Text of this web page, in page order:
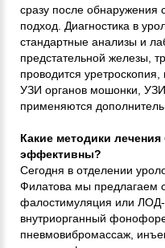
сразу после обнаружения
подход. Диагностика в
стандартные анализы и
предстательной железы,
проводится
УЗИ органов мошонки, УЗИ
применяются
Какие методики
эффективны?
Сегодня в отделении
Филатова мы предлагаем
фалостимуляция или
внутриорганный
пневмовибромассаж,